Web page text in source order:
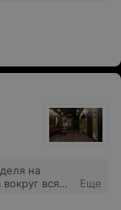
на
вся
Еще